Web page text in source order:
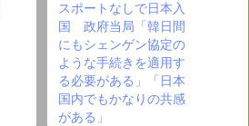
スポートなしで日本入
国 政府当局「韓日間
にもシェンゲン協定の
ような手続きを適用す
る必要がある」「日本
国内でもかなりの共感
がある」